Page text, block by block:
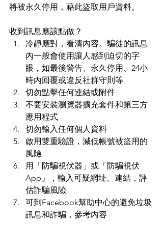
將被永久停用，藉此盜取用戶資料。
收到訊息應該點做？
冷靜應對，看清內容。騙徒的訊息
內一般會使用讓人感到迫切的字
眼，如最後警告、永久停用、24小
時內回覆或違反社群守則等
切勿點擊任何連結或附件
不要安裝瀏覽器擴充套件和第三方
應用程式
切勿輸入任何個人資料
啟用雙重驗證，減低帳號被盜用的
風險
用「防騙視伏器」或「防騙視伏
App」，輸入可疑網址、連結，評
估詐騙風險
可到Facebook幫助中心的避免垃圾
訊息和詐騙，參考內容